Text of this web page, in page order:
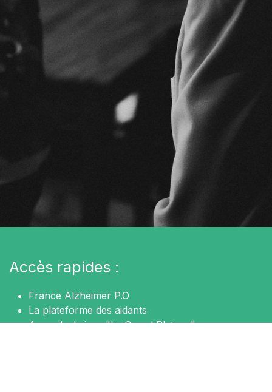
Accès rapides :
France Alzheimer P.O
La plateforme des aidants
Accueils de jour "Le Grand Platane"